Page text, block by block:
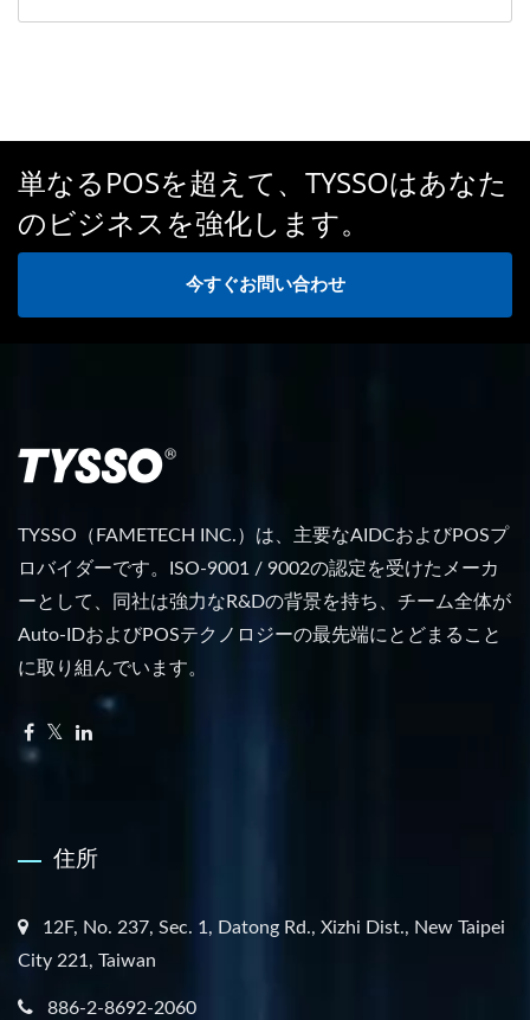
単なるPOSを超えて、TYSSOはあなた
のビジネスを強化します。
今すぐお問い合わせ
TYSSO（FAMETECH INC.）は、主要なAIDCおよびPOSプ
ロバイダーです。ISO-9001 / 9002の認定を受けたメーカ
ーとして、同社は強力なR&Dの背景を持ち、チーム全体が
Auto-IDおよびPOSテクノロジーの最先端にとどまること
に取り組んでいます。
住所
12F, No. 237, Sec. 1, Datong Rd., Xizhi Dist., New Taipei
City 221, Taiwan
886-2-8692-2060